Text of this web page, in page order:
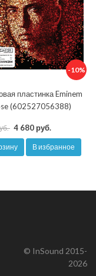
-10%
пластинка Eminem
(602527056388)
4 680 руб.
В избранное
© InSound 2015-
2026